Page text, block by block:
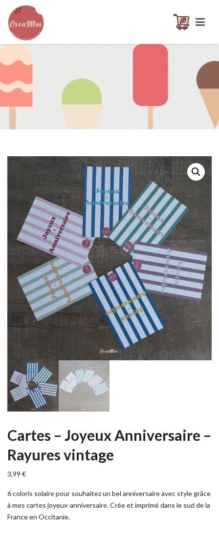
Cartes – Joyeux Anniversaire –
Rayures vintage
3,99 €
6 coloris solaire pour souhaitez un bel anniversaire avec style grâce
à mes cartes joyeux-anniversaire. Crée et imprimé dans le sud de la
France en Occitanie.